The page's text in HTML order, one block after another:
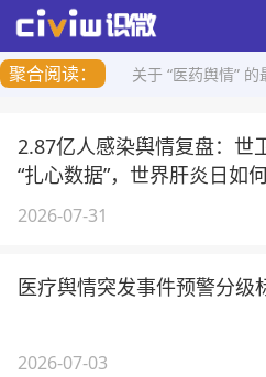
聚合阅读：
关于 “医药舆情”
2.87亿人感染舆情复盘：世
“扎心数据”，世界肝炎日如
病一夜刷屏
2026-07-31
医疗舆情突发事件预警分级
2026-07-03